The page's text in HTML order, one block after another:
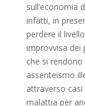
sull’economia
infatti, in
perdere il
improvvisa dei
che si
assenteismo
attraverso
malattia per